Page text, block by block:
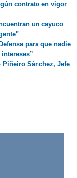
contrato en vigor
un cayuco
para que nadie
Piñeiro Sánchez, Jefe